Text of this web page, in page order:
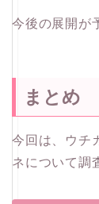
今後の展開が
まとめ
今回は、ウチ
ネについて調